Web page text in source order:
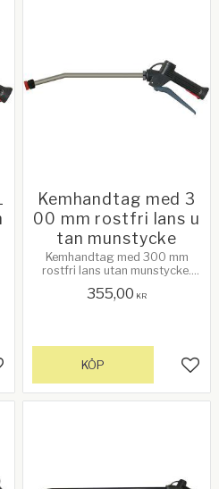
till i favoriter
Kemhandtag med 3
00 mm rostfri lans u
tan munstycke
Kemhandtag med 300 mm
rostfri lans utan munstycke.
355,00 KR
KÖP